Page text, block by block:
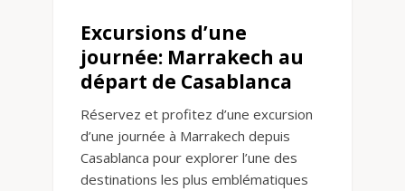
Excursions d’une
journée: Marrakech au
départ de Casablanca
Réservez et profitez d’une excursion
d’une journée à Marrakech depuis
Casablanca pour explorer l’une des
destinations les plus emblématiques